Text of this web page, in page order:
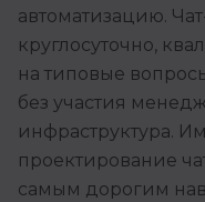
автоматизацию.
круглосуточно,
на типовые
без участия
инфраструктура.
проектирование
самым дорогим